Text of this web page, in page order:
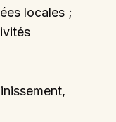
locales ;